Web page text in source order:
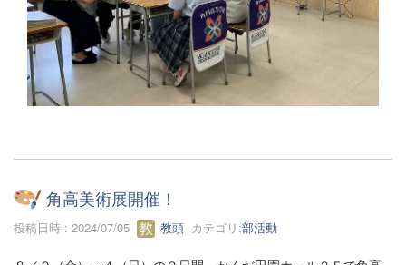
角高美術展開催！
投稿日時 : 2024/07/05 教頭 カテゴリ:部活動